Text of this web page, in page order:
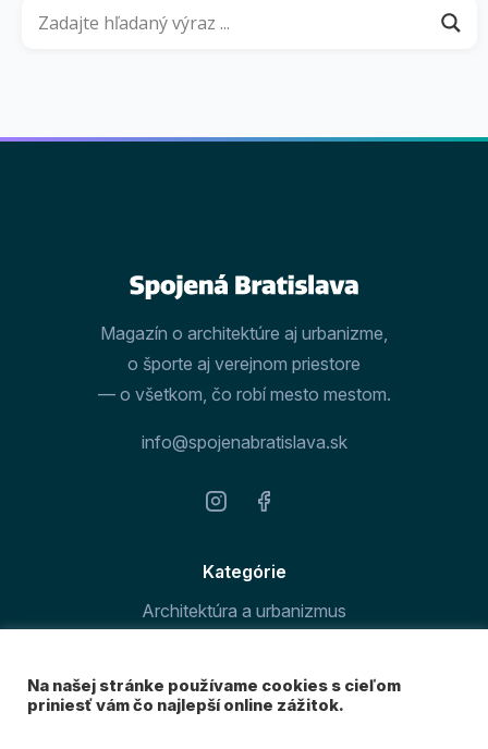
Magazín o architektúre aj urbanizme,
o športe aj verejnom priestore
— o všetkom, čo robí mesto mestom.
info@spojenabratislava.sk
Kategórie
Architektúra a urbanizmus
O magazíne
Na našej stránke používame cookies s cieľom
priniesť vám čo najlepší online zážitok.